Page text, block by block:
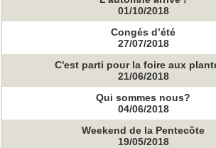
01/10/2018
Congés d’été
27/07/2018
C'est parti pour la foire aux
21/06/2018
Qui sommes nous?
04/06/2018
Weekend de la Pentecôte
19/05/2018